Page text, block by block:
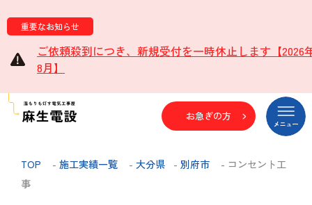
重要なお知らせ
ご依頼殺到につき、新規受付を一時休止します【2026
8月】
お急ぎの方
TOP - 施工実績一覧 - 大分県 - 別府市
- コンセント工
事